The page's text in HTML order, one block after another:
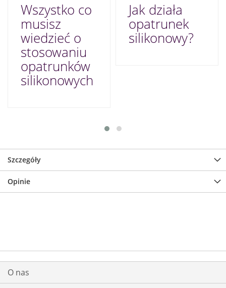
Wszystko co
musisz
wiedzieć o
stosowaniu
opatrunków
silikonowych
Jak działa
opatrunek
silikonowy?
Szczegóły
Opinie
O nas